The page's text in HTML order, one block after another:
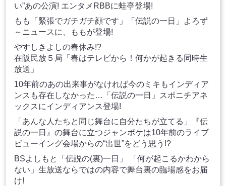
い”あの公演! エンタメRBBに蛙亭登場!
もも「緊張でガチガチ顔です」「伝説の一日」よろず
～ニュースに、ももが登場!
やすしきよしの春休み!?
在阪民放５局「春はテレビから！何かが起きる同時生
放送」
10年前のあの出来事がなければ今のミキもインディア
ンスも存在しなかった…「伝説の一日」スポニチアネ
ックスにインディアンス登場!
「あんな人たちと同じ舞台に自分たちが立てる」『伝
説の一日』の舞台に立つジャンポケは10年前のライブ
ビューイング会場からの“出世”をどう思う!?
BSよしもと「伝説の(裏)一日」 「何が起こるかわから
ない」生放送ならではの内容で舞台裏の臨場感をお届
け!